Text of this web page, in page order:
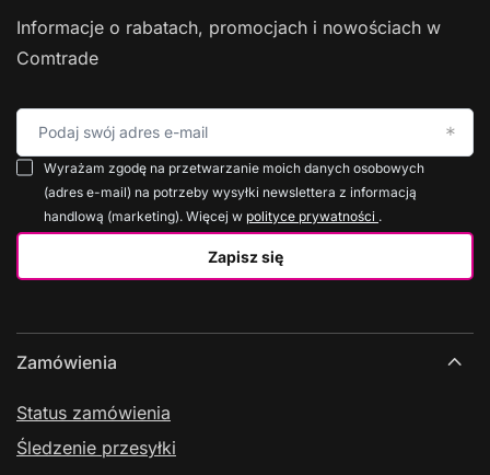
Informacje o rabatach, promocjach i nowościach w
Comtrade
Podaj swój adres e-mail
Zapisz się
Wyrażam zgodę na przetwarzanie moich danych osobowych
(adres e-mail) na potrzeby wysyłki newslettera z informacją
handlową (marketing). Więcej w polityce prywatności .
Zamówienia
Status zamówienia
Śledzenie przesyłki